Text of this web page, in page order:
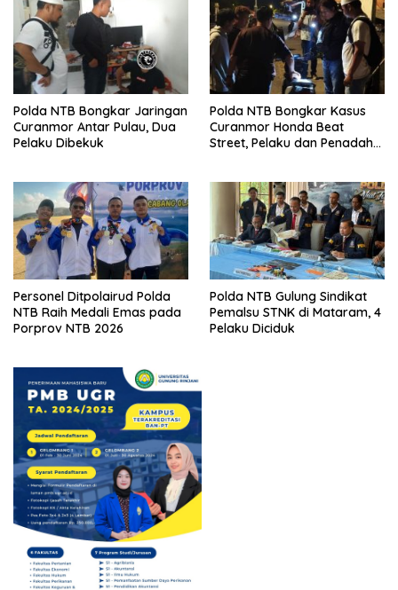
Polda NTB Bongkar Jaringan
Curanmor Antar Pulau, Dua
Pelaku Dibekuk
Polda NTB Bongkar Kasus
Curanmor Honda Beat
Street, Pelaku dan Penadah
Personel Ditpolairud Polda
NTB Raih Medali Emas pada
Porprov NTB 2026
Polda NTB Gulung Sindikat
Pemalsu STNK di Mataram, 4
Pelaku Diciduk